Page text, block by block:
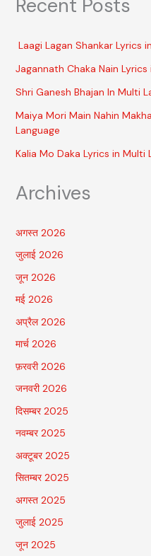
Recent Posts
Laagi Lagan Shankar Lyrics
Jagannath Chaka Nain
Shri Ganesh Bhajan In Multi
Maiya Mori Main Nahin
Language
Kalia Mo Daka Lyrics in Multi
Archives
अगस्त 2026
जुलाई 2026
जून 2026
मई 2026
अप्रैल 2026
मार्च 2026
फ़रवरी 2026
जनवरी 2026
दिसम्बर 2025
नवम्बर 2025
अक्टूबर 2025
सितम्बर 2025
अगस्त 2025
जुलाई 2025
जून 2025